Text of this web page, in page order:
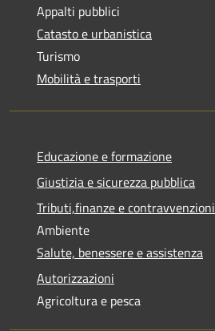
Appalti pubblici
Catasto e urbanistica
Turismo
Mobilità e trasporti
Educazione e formazione
Giustizia e sicurezza pubblica
Tributi,finanze e contravvenzioni
Ambiente
Salute, benessere e assistenza
Autorizzazioni
Agricoltura e pesca